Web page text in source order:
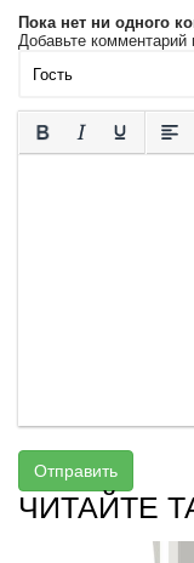
Пока нет ни одного
Добавьте комментарий
Отправить
ЧИТАЙТЕ